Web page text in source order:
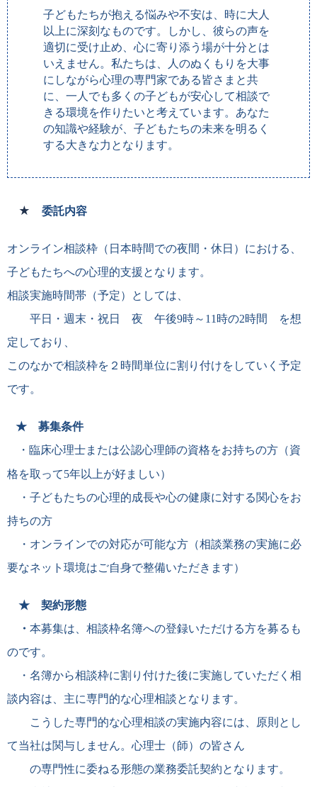
子どもたちが抱える悩みや不安は、時に大人
以上に深刻なものです。しかし、彼らの声を
適切に受け止め、心に寄り添う場が十分とは
いえません。私たちは、人のぬくもりを大事
にしながら心理の専門家である皆さまと共
に、一人でも多くの子どもが安心して相談で
きる環境を作りたいと考えています。 あなた
の知識や経験が、子どもたちの未来を明るく
する大きな力となります。
★ 委託内容
オンライン相談枠（日本時間での夜間・休日）における、
子どもたちへの心理的支援となります。
相談実施時間帯（予定）としては、
平日・週末・祝日 夜 午後9時～ 11時の2時間 を想
定しており、
このなかで相談枠を２時間単位に割り付けをしていく予定
です。
★ 募集条件
・臨床心理士または公認心理師の資格をお持ちの方（資
格を取って5年以上が好ましい）
・子どもたちの心理的成長や心の健康に対する関心をお
持ちの方
・オンラインでの対応が可能な方 （相談業務の実施に必
要なネット環境はご自身で整備いただきます）
★ 契約形態
・ 本募集は、相談枠名簿への登録いただける方を募るも
のです。
・ 名簿から相談枠に割り付けた後に実施していただく相
談内容は、主に専門的な心理相談となります。
こうした専門的な心理相談の実施内容には、原則とし
て当社は関与しません。心理士（師）の皆さん
の専門性に委ねる形態の業務委託契約となります。